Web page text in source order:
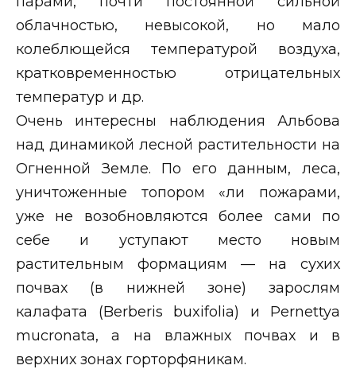
облачностью, невысокой, но мало
колеблющейся температурой воздуха,
кратковременностью отрицательных
температур и др.
Очень интересны наблюдения Альбова
над динамикой лесной растительности на
Огненной Земле. По его данным, леса,
уничтоженные топором «ли пожарами,
уже не возобновляются более сами по
себе и уступают место новым
растительным формациям — на сухих
почвах (в нижней зоне) зарослям
калафата (Berberis buxifolia) и Pernettya
mucronata, а на влажных почвах и в
верхних зонах горторфяникам.